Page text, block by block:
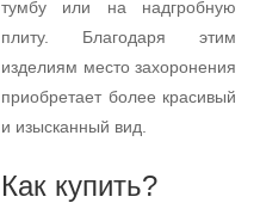
тумбу или на надгробную
плиту. Благодаря этим
изделиям место захоронения
приобретает более красивый
и изысканный вид.
Как купить?